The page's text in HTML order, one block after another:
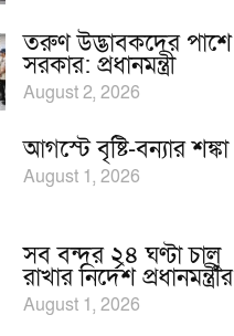
তরুণ উদ্ভাবকদের পাশে
সরকার: প্রধানমন্ত্রী
August 2, 2026
আগস্টে বৃষ্টি-বন্যার শঙ্কা
August 1, 2026
সব বন্দর ২৪ ঘণ্টা চালু
রাখার নির্দেশ প্রধানমন্ত্রীর
August 1, 2026